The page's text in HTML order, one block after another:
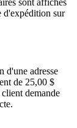
d'expédition sur
d'une adresse
de 25,00 $
demande